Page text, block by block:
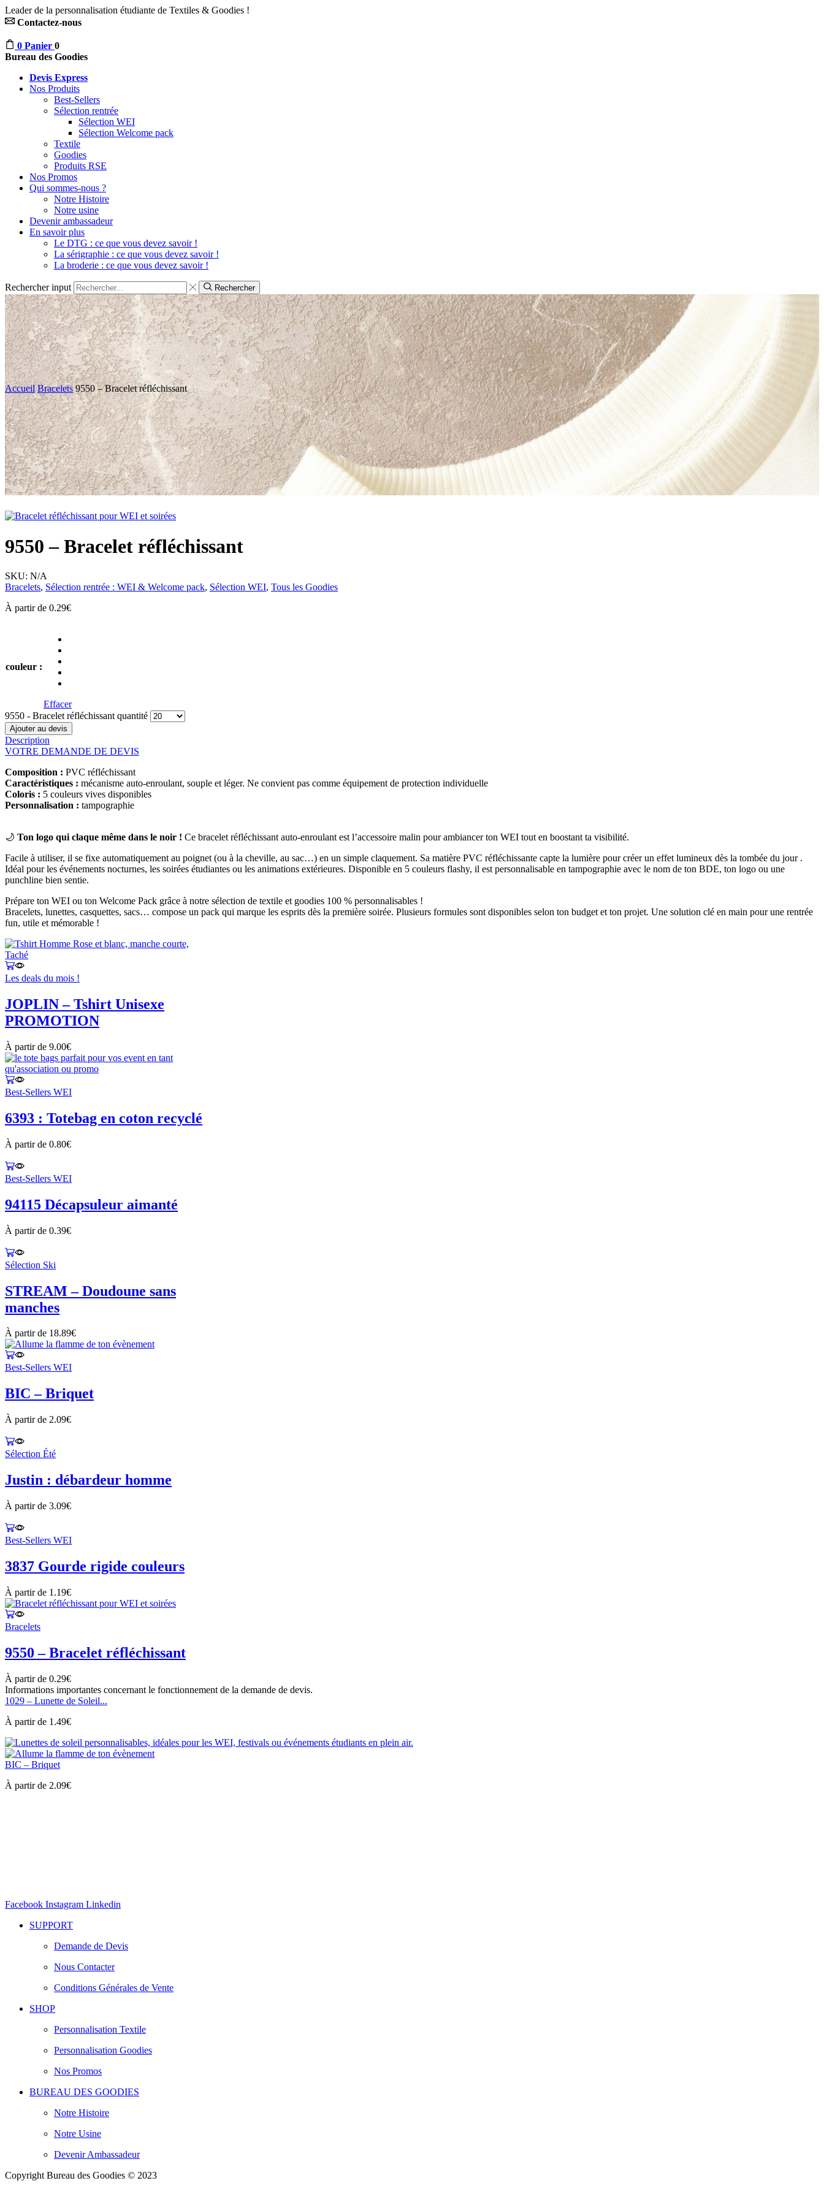
Leader de la personnalisation étudiante de Textiles & Goodies !
Contactez-nous
0 Panier 0
Bureau des Goodies
Devis Express
Nos Produits
Best-Sellers
Sélection rentrée
Sélection WEI
Sélection Welcome pack
Textile
Goodies
Produits RSE
Nos Promos
Qui sommes-nous ?
Notre Histoire
Notre usine
Devenir ambassadeur
En savoir plus
Le DTG : ce que vous devez savoir !
La sérigraphie : ce que vous devez savoir !
La broderie : ce que vous devez savoir !
Rechercher input Rechercher
Accueil Bracelets 9550 – Bracelet réfléchissant
9550 – Bracelet réfléchissant
SKU: N/A
Bracelets, Sélection rentrée : WEI & Welcome pack, Sélection WEI, Tous les Goodies
À partir de 0.29€
couleur :
Effacer
9550 - Bracelet réfléchissant quantité
Ajouter au devis
Description
VOTRE DEMANDE DE DEVIS
Composition : PVC réfléchissant
Caractéristiques : mécanisme auto-enroulant, souple et léger. Ne convient pas comme équipement de protection individuelle
Coloris : 5 couleurs vives disponibles
Personnalisation : tampographie
🌙 Ton logo qui claque même dans le noir ! Ce bracelet réfléchissant auto-enroulant est l’accessoire malin pour ambiancer ton WEI tout en boostant ta visibilité.
Facile à utiliser, il se fixe automatiquement au poignet (ou à la cheville, au sac…) en un simple claquement. Sa matière PVC réfléchissante capte la lumière pour créer un effet lumineux dès la tombée du jour .
Idéal pour les événements nocturnes, les soirées étudiantes ou les animations extérieures. Disponible en 5 couleurs flashy, il est personnalisable en tampographie avec le nom de ton BDE, ton logo ou une
punchline bien sentie.
Prépare ton WEI ou ton Welcome Pack grâce à notre sélection de textile et goodies 100 % personnalisables !
Bracelets, lunettes, casquettes, sacs… compose un pack qui marque les esprits dès la première soirée. Plusieurs formules sont disponibles selon ton budget et ton projet. Une solution clé en main pour une rentrée
fun, utile et mémorable !
Les deals du mois !
JOPLIN – Tshirt Unisexe
PROMOTION
À partir de 9.00€
Best-Sellers WEI
6393 : Totebag en coton recyclé
À partir de 0.80€
Best-Sellers WEI
94115 Décapsuleur aimanté
À partir de 0.39€
Sélection Ski
STREAM – Doudoune sans
manches
À partir de 18.89€
Best-Sellers WEI
BIC – Briquet
À partir de 2.09€
Sélection Été
Justin : débardeur homme
À partir de 3.09€
Best-Sellers WEI
3837 Gourde rigide couleurs
À partir de 1.19€
Bracelets
9550 – Bracelet réfléchissant
À partir de 0.29€
Informations importantes concernant le fonctionnement de la demande de devis.
1029 – Lunette de Soleil...
À partir de 1.49€
BIC – Briquet
À partir de 2.09€
Facebook Instagram Linkedin
SUPPORT
Demande de Devis
Nous Contacter
Conditions Générales de Vente
SHOP
Personnalisation Textile
Personnalisation Goodies
Nos Promos
BUREAU DES GOODIES
Notre Histoire
Notre Usine
Devenir Ambassadeur
Copyright Bureau des Goodies © 2023